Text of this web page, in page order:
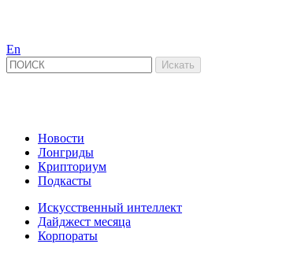
En
Новости
Лонгриды
Крипториум
Подкасты
Искусственный интеллект
Дайджест месяца
Корпораты